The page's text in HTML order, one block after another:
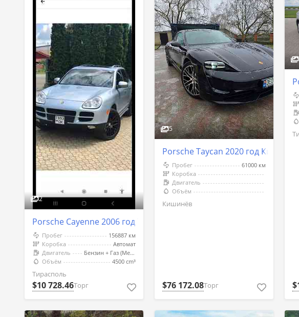
2
Porsche Cayenne 2006 год Тирасполь
Пробег
156887 км
Коробка
Автомат
Двигатель
Бензин + Газ (Метан)
Объём
4500 cm³
Тирасполь
$10 728.46Торг
5
Porsche Taycan 2020 год Кишинёв
Пробег
61000 км
Коробка
Двигатель
Объём
Кишинёв
$76 172.08Торг